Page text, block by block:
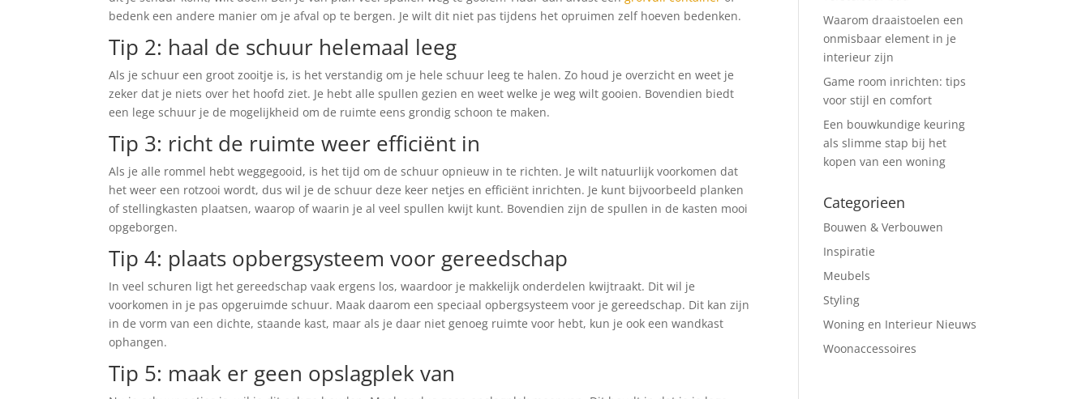
bedenk een andere manier om je afval op te bergen. Je wilt dit niet pas tijdens het opruimen zelf hoeven bedenken.
Tip 2: haal de schuur helemaal leeg
Als je schuur een groot zooitje is, is het verstandig om je hele schuur leeg te halen. Zo houd je overzicht en weet je
zeker dat je niets over het hoofd ziet. Je hebt alle spullen gezien en weet welke je weg wilt gooien. Bovendien biedt
een lege schuur je de mogelijkheid om de ruimte eens grondig schoon te maken.
Tip 3: richt de ruimte weer efficiënt in
Als je alle rommel hebt weggegooid, is het tijd om de schuur opnieuw in te richten. Je wilt natuurlijk voorkomen dat
het weer een rotzooi wordt, dus wil je de schuur deze keer netjes en efficiënt inrichten. Je kunt bijvoorbeeld planken
of stellingkasten plaatsen, waarop of waarin je al veel spullen kwijt kunt. Bovendien zijn de spullen in de kasten mooi
opgeborgen.
Tip 4: plaats opbergsysteem voor gereedschap
In veel schuren ligt het gereedschap vaak ergens los, waardoor je makkelijk onderdelen kwijtraakt. Dit wil je
voorkomen in je pas opgeruimde schuur. Maak daarom een speciaal opbergsysteem voor je gereedschap. Dit kan zijn
in de vorm van een dichte, staande kast, maar als je daar niet genoeg ruimte voor hebt, kun je ook een wandkast
ophangen.
Tip 5: maak er geen opslagplek van
Waarom draaistoelen een
onmisbaar element in je
interieur zijn
Game room inrichten: tips
voor stijl en comfort
Een bouwkundige keuring
als slimme stap bij het
kopen van een woning
Categorieen
Bouwen & Verbouwen
Inspiratie
Meubels
Styling
Woning en Interieur Nieuws
Woonaccessoires